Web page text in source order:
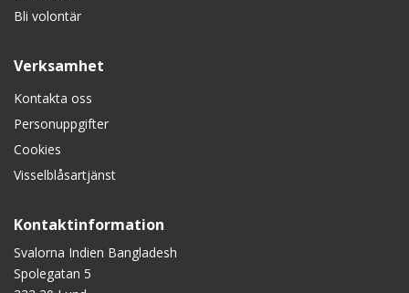
Bli volontär
Verksamhet
Kontakta oss
Personuppgifter
Cookies
Visselblåsartjänst
Kontaktinformation
Svalorna Indien Bangladesh
Spolegatan 5